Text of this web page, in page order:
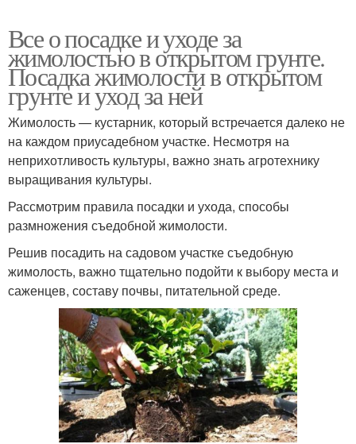
Все о посадке и уходе за
жимолостью в открытом грунте.
Посадка жимолости в открытом
грунте и уход за ней
Жимолость — кустарник, который встречается далеко не
на каждом приусадебном участке. Несмотря на
неприхотливость культуры, важно знать агротехнику
выращивания культуры.
Рассмотрим правила посадки и ухода, способы
размножения съедобной жимолости.
Решив посадить на садовом участке съедобную
жимолость, важно тщательно подойти к выбору места и
саженцев, составу почвы, питательной среде.